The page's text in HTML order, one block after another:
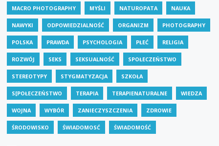
MACRO PHOTOGRAPHY MYŚLI NATUROPATA NAUKA
NAWYKI ODPOWIEDZIALNOŚĆ ORGANIZM PHOTOGRAPHY
POLSKA PRAWDA PSYCHOLOGIA PŁEĆ RELIGIA
ROZWÓJ SEKS SEKSUALNOŚĆ SPOŁECZEŃSTWO
STEREOTYPY STYGMATYZACJA SZKOŁA
S[POŁECZEŃSTWO TERAPIA TERAPIENATURALNE WIEDZA
WOJNA WYBÓR ZANIECZYSZCZENIA ZDROWIE
ŚRODOWISKO ŚWIADOMOSĆ ŚWIADOMOŚĆ